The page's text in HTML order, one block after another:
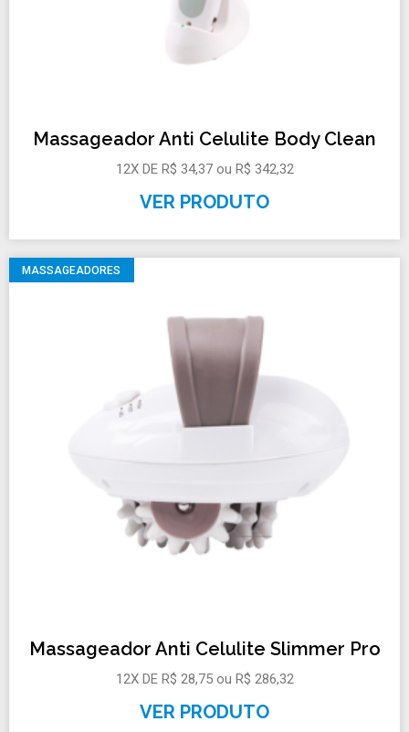
Massageador Anti Celulite Body Clean
12X DE R$ 34,37 ou R$ 342,32
VER PRODUTO
MASSAGEADORES
Massageador Anti Celulite Slimmer Pro
12X DE R$ 28,75 ou R$ 286,32
VER PRODUTO